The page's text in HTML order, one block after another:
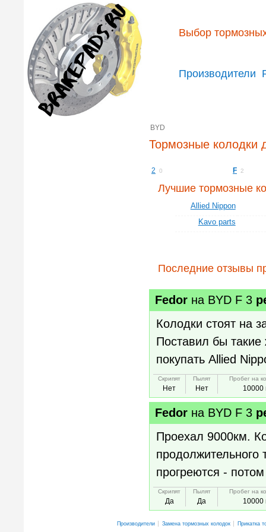
Выбор
Производители
BYD
Тормозные колодки
2 0 F 2
Лучшие тормозные
Allied Nippon
Kavo parts
Последние отзывы
Fedor на BYD F 3
Колодки стоят на
Поставил бы
покупать Allied
Скрипят
Нет
Пылят
Нет
Пробег на
10000
Fedor на BYD F 3
Проехал 9000км.
продолжительного
прогреются -
Скрипят
Да
Пылят
Да
Пробег на
10000
Производители Замена тормозных колодок Прикатка